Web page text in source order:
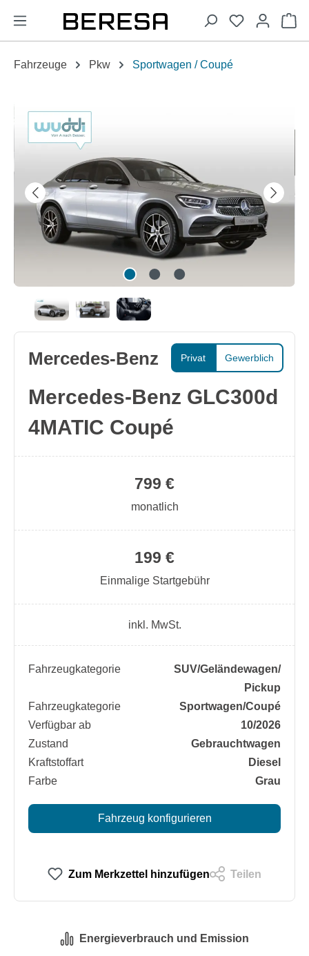
springen
Fahrzeuge Pkw Sportwagen / Coupé
Bildergalerie überspringen
Privat Gewerblich
Mercedes-Benz
Mercedes-Benz GLC300d
4MATIC Coupé
199 €
Einmalige Startgebühr
799 €
monatlich
inkl. MwSt.
Fahrzeugkategorie
SUV/​Geländewagen/​
Pickup
Fahrzeugkategorie
Sportwagen/​Coupé
Verfügbar ab
10/2026
Zustand
Gebrauchtwagen
Kraftstoffart
Diesel
Farbe
Grau
Fahrzeug konfigurieren
Zum Merkzettel hinzufügen Teilen
Energieverbrauch und Emission